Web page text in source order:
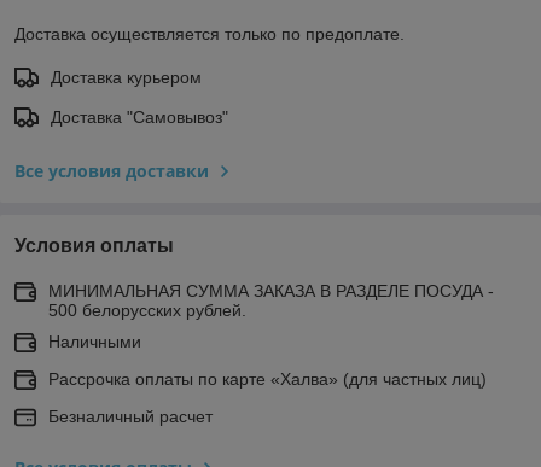
Доставка осуществляется только по предоплате.
Доставка курьером
Доставка "Самовывоз"
Все условия доставки
Условия оплаты
МИНИМАЛЬНАЯ СУММА ЗАКАЗА В РАЗДЕЛЕ ПОСУДА -
500 белорусских рублей.
Наличными
Рассрочка оплаты по карте «Халва» (для частных лиц)
Безналичный расчет